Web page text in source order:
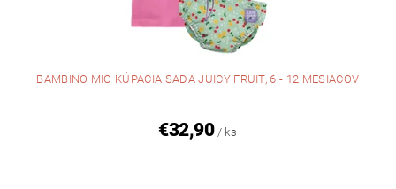
BAMBINO MIO KÚPACIA SADA JUICY FRUIT, 6 - 12 MESIACOV
€32,90 / ks